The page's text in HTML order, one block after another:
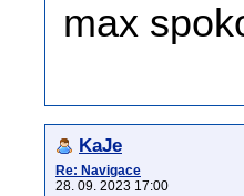
max
KaJe
Re: Navigace
28. 09. 2023 17:00